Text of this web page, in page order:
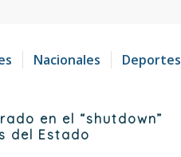
Nacionales Deportes
en el “shutdown”
del Estado